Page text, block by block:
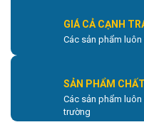
GIÁ CẢ CẠNH
Các sản phẩm
SẢN PHẨM
Các sản phẩm
trường